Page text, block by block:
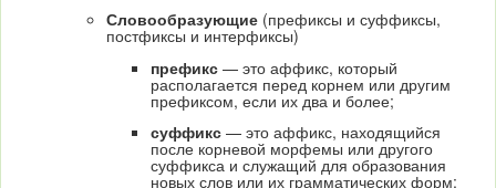
Словообразующие (префиксы и суффиксы,
постфиксы и интерфиксы)
префикс — это аффикс, который
располагается перед корнем или другим
префиксом, если их два и более;
суффикс — это аффикс, находящийся
после корневой морфемы или другого
суффикса и служащий для образования
новых слов или их грамматических форм;